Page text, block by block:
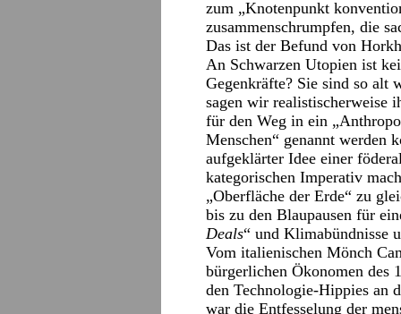
zum „Knotenpunkt
zusammenschrumpfen, die
Das ist der Befund von
An Schwarzen Utopien ist
Gegenkräfte? Sie sind so alt
sagen wir realistischerweise
für den Weg in ein
Menschen“ genannt werden
aufgeklärter Idee einer
kategorischen Imperativ
„Oberfläche der Erde“ zu
bis zu den Blaupausen für
Deals“ und Klimabündnisse
Vom italienischen Mönch
bürgerlichen Ökonomen des
den Technologie-Hippies an
war die Entfesselung der